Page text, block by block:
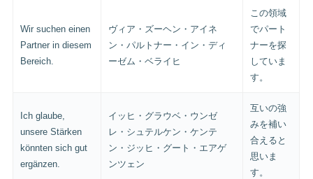
Wir suchen einen
Partner in diesem
Bereich.
ヴィア・ズーヘン・アイネ
ン・パルトナー・イン・ディ
ーゼム・ベライヒ
この領域
でパート
ナーを探
していま
す。
Ich glaube,
unsere Stärken
könnten sich gut
ergänzen.
イッヒ・グラウベ・ウンゼ
レ・シュテルケン・ケンテ
ン・ジッヒ・グート・エアゲ
ンツェン
互いの強
みを補い
合えると
思いま
す。